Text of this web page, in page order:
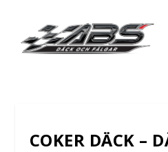
COKER DÄCK –